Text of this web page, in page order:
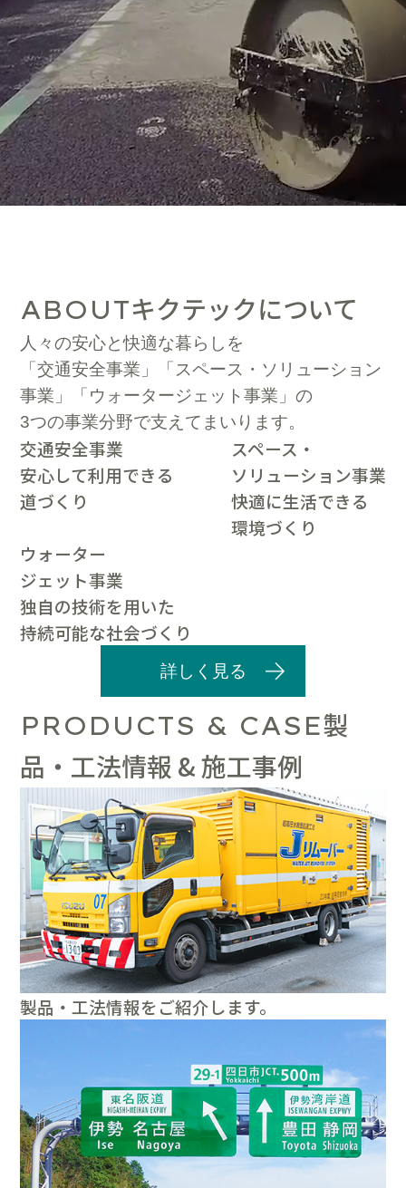
ABOUTキクテックについて
人々の安心と快適な暮らしを
「交通安全事業」「スペース・ソリューション
事業」「ウォータージェット事業」の
3つの事業分野で支えてまいります。
交通安全事業
安心して利用できる
道づくり
スペース・
ソリューション事業
快適に生活できる
環境づくり
ウォーター
ジェット事業
独自の技術を用いた
持続可能な社会づくり
詳しく見る
PRODUCTS & CASE製
品・工法情報 & 施工事例
製品・工法情報をご紹介します。